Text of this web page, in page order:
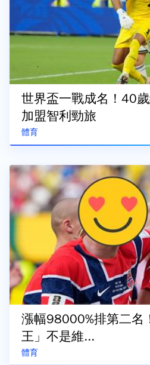
體育
世界盃一戰成名！40
加盟智利勁旅
體育
漲幅98000%排第二名
王」不是維...